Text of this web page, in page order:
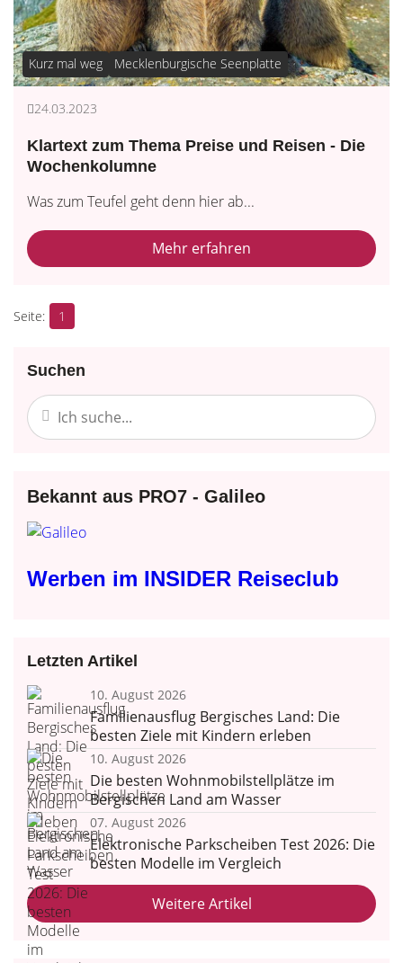
Kurz mal weg Mecklenburgische Seenplatte
24.03.2023
Klartext zum Thema Preise und Reisen - Die
Wochenkolumne
Was zum Teufel geht denn hier ab...
Mehr erfahren
1
Suchen
Bekannt aus PRO7 - Galileo
Werben im INSIDER Reiseclub
Letzten Artikel
10. August 2026
Familienausflug Bergisches Land: Die
besten Ziele mit Kindern erleben
10. August 2026
Die besten Wohnmobilstellplätze im
Bergischen Land am Wasser
07. August 2026
Elektronische Parkscheiben Test 2026: Die
besten Modelle im Vergleich
Weitere Artikel